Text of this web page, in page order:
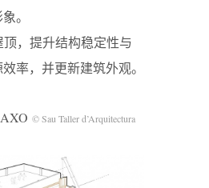
。
，提升结构稳定性与
率，并更新建筑外观。
© Sau Taller d’Arquitectura